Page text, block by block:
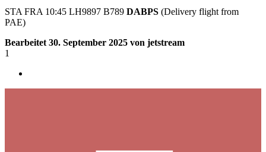
STA FRA 10:45 LH9897 B789 DABPS (Delivery flight from
PAE)
Bearbeitet 30. September 2025 von jetstream
1